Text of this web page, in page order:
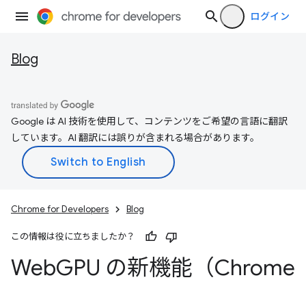
ログイン
Blog
Google は AI 技術を使用して、コンテンツをご希望の言語に翻訳
しています。AI 翻訳には誤りが含まれる場合があります。
Chrome for Developers Blog
この情報は役に立ちましたか？
WebGPU の新機能（Chrome